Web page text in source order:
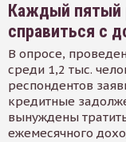
Каждый пятый
справиться с
В опросе,
среди 1,2 тыс.
респондентов
кредитные
вынуждены
ежемесячного